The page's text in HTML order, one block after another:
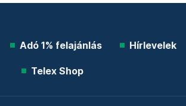
Adó 1% felajánlás Hírlevelek
Telex Shop